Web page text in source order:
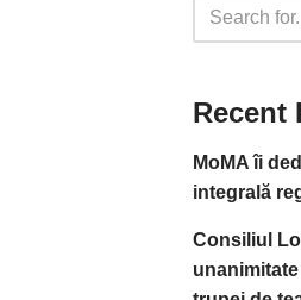
Recent
MoMA îi
integrală
Consiliul